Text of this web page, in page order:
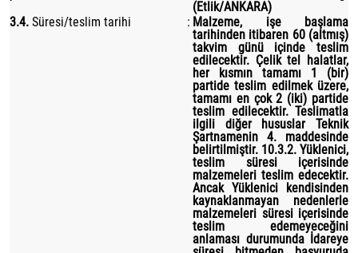
(Etlik/ANKARA)
3.4. Süresi/teslim tarihi : Malzeme, işe başlama
tarihinden itibaren 60 (altmış)
takvim günü içinde teslim
edilecektir. Çelik tel halatlar,
her kısmın tamamı 1 (bir)
partide teslim edilmek üzere,
tamamı en çok 2 (iki) partide
teslim edilecektir. Teslimatla
ilgili diğer hususlar Teknik
Şartnamenin 4. maddesinde
belirtilmiştir. 10.3.2. Yüklenici,
teslim süresi içerisinde
malzemeleri teslim edecektir.
Ancak Yüklenici kendisinden
kaynaklanmayan nedenlerle
malzemeleri süresi içerisinde
teslim edemeyeceğini
anlaması durumunda İdareye